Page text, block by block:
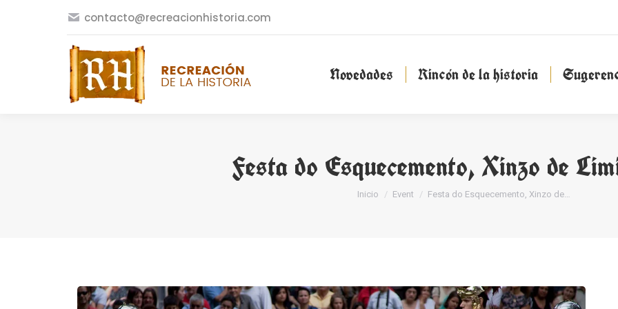
contacto@recreacionhistoria.com
Novedades Rincón de la historia
Festa do Esquecemento, Xinzo de
Estás aquí:
Inicio Event Festa do Esquecemento, Xinzo de…
Novedades Rincón de la historia